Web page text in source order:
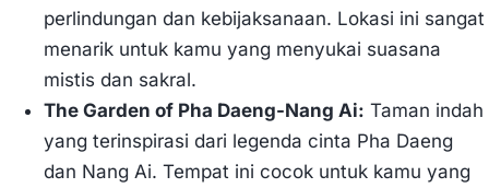
perlindungan dan kebijaksanaan. Lokasi ini sangat
menarik untuk kamu yang menyukai suasana
mistis dan sakral.
The Garden of Pha Daeng-Nang Ai: Taman indah
yang terinspirasi dari legenda cinta Pha Daeng
dan Nang Ai. Tempat ini cocok untuk kamu yang